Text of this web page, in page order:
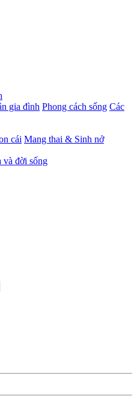
gia đình Phong cách sống Các
cái Mang thai & Sinh nở
và đời sống